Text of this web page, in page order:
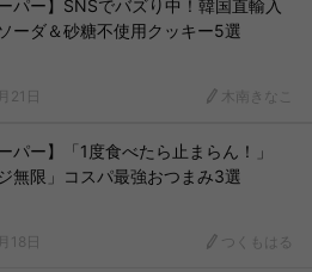
パー】SNSでバズり中！韓国直輸入
ーダ＆砂糖不使用クッキー5選
日 木南きなこ
パー】「1度食べたら止まらん！」
無限」コスパ最強おつまみ3選
日 つくもはる